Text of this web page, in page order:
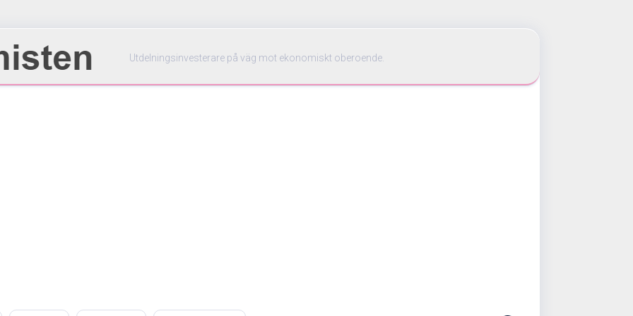
Utdelningsinvesterare på väg mot ekonomiskt oberoende.